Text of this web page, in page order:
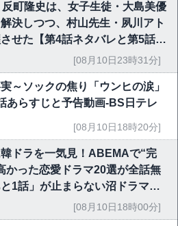
反町隆史は、女子生徒・大島美優
決しつつ、村山先生・夙川アト
せた【第4話ネタバレと第5話予
[08月10日23時31分]
～ソックの焦り「ウンヒの涙」
あらすじと予告動画-BS日テレ
[08月10日18時20分]
ドラを一気見！ABEMAで“完
かった恋愛ドラマ20選が全話無
1話」が止まらない沼ドラマを
[08月10日18時00分]